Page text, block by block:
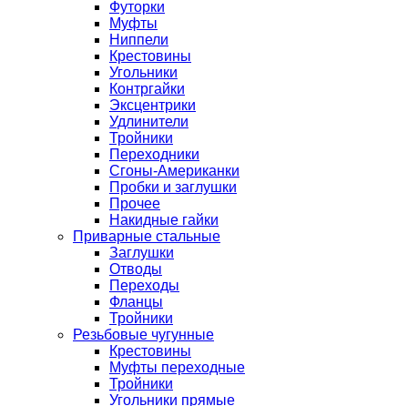
Футорки
Муфты
Ниппели
Крестовины
Угольники
Контргайки
Эксцентрики
Удлинители
Тройники
Переходники
Сгоны-Американки
Пробки и заглушки
Прочее
Накидные гайки
Приварные стальные
Заглушки
Отводы
Переходы
Фланцы
Тройники
Резьбовые чугунные
Крестовины
Муфты переходные
Тройники
Угольники прямые